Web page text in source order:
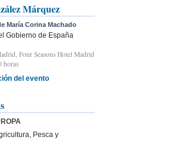
Márquez
María Corina Machado
Gobierno de España
Four Seasons Hotel Madrid
horas
del evento
Pesca y